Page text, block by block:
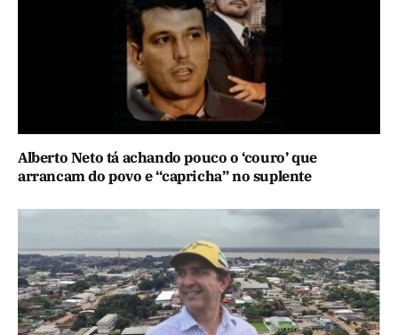
Alberto Neto tá achando pouco o ‘couro’ que
arrancam do povo e “capricha” no suplente